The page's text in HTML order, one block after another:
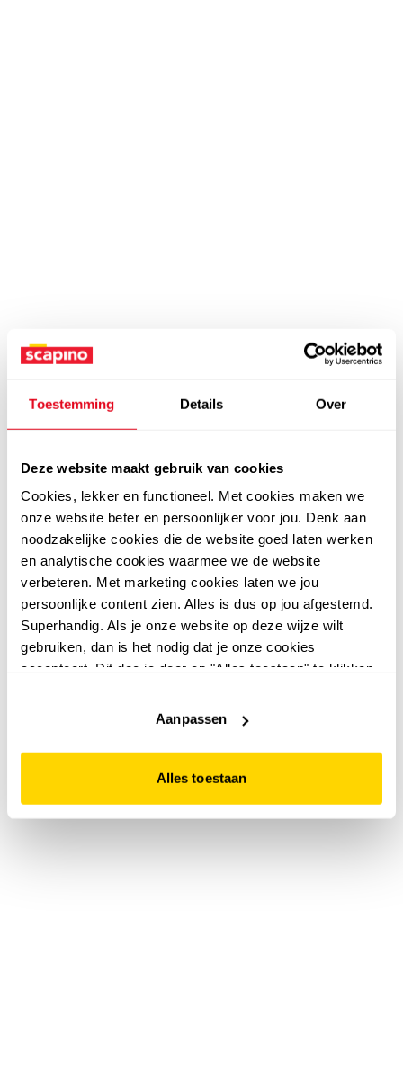
Toestemming Details Over
Deze website maakt gebruik van cookies
Cookies, lekker en functioneel. Met cookies maken we
onze website beter en persoonlijker voor jou. Denk aan
noodzakelijke cookies die de website goed laten werken
en analytische cookies waarmee we de website
verbeteren. Met marketing cookies laten we jou
persoonlijke content zien. Alles is dus op jou afgestemd.
Superhandig. Als je onze website op deze wijze wilt
gebruiken, dan is het nodig dat je onze cookies
accepteert. Dit doe je door op "Alles toestaan" te klikken.
website niet optimaal functioneert.
Aanpassen
Alles toestaan